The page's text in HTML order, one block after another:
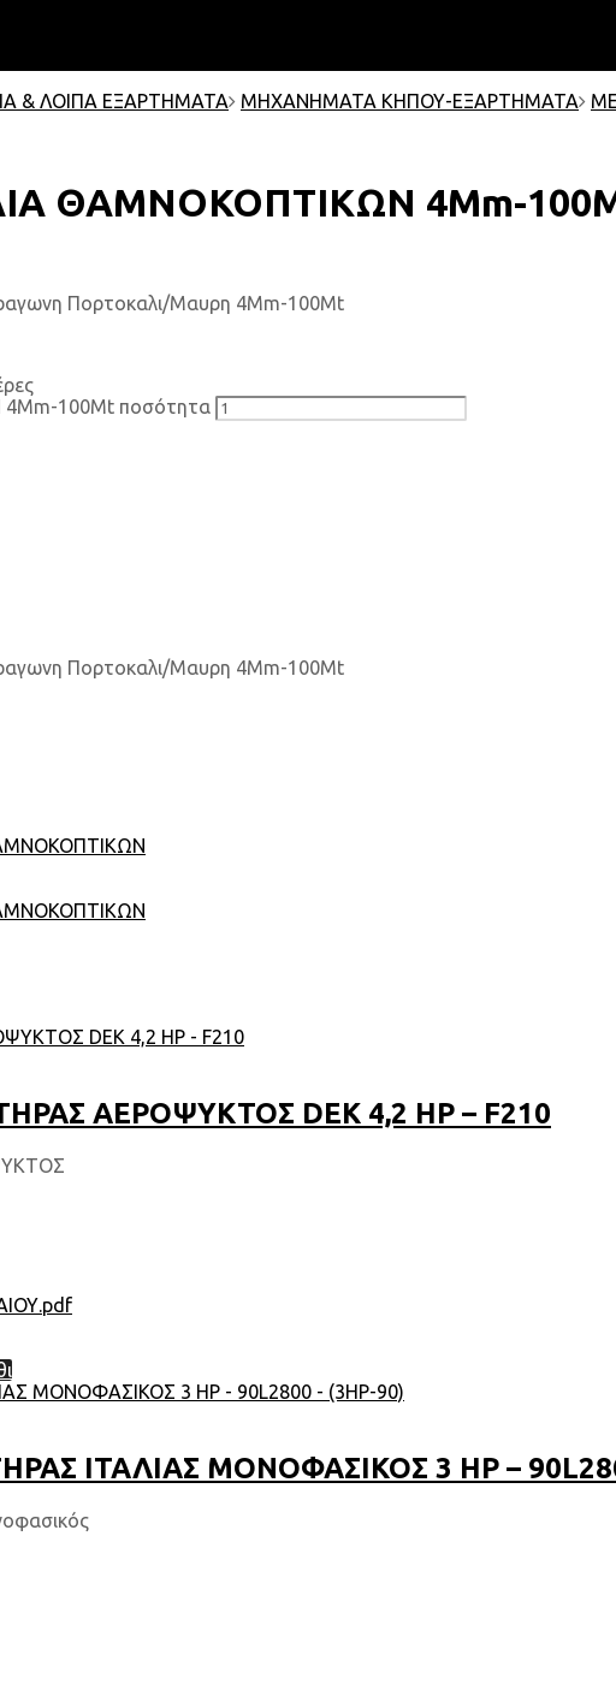
& ΛΟΙΠΑ ΕΞΑΡΤΗΜΑΤΑ ΜΗΧΑΝΗΜΑΤΑ ΚΗΠΟΥ-ΕΞΑΡΤΗΜΑΤΑ
ΘΑΜΝΟΚΟΠΤΙΚΩΝ 4Mm-
Πορτοκαλι/Μαυρη 4Mm-100Mt
100Mt ποσότητα
Πορτοκαλι/Μαυρη 4Mm-100Mt
ΑΕΡΟΨΥΚΤΟΣ DEK 4,2 HP – F210
ΙΤΑΛΙΑΣ ΜΟΝΟΦΑΣΙΚΟΣ 3 HP –